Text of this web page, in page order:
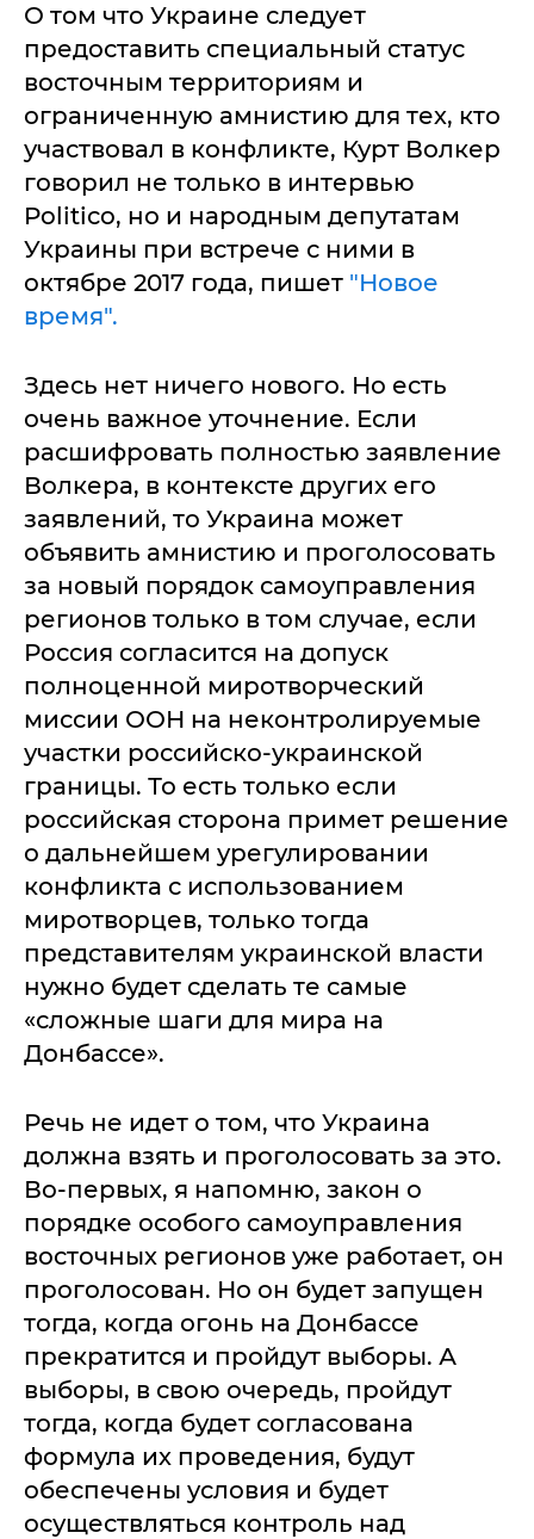
О том что Украине следует
предоставить специальный статус
восточным территориям и
ограниченную амнистию для тех, кто
участвовал в конфликте, Курт Волкер
говорил не только в интервью
Politico, но и народным депутатам
Украины при встрече с ними в
октябре 2017 года, пишет "Новое
время".
Здесь нет ничего нового. Но есть
очень важное уточнение. Если
расшифровать полностью заявление
Волкера, в контексте других его
заявлений, то Украина может
объявить амнистию и проголосовать
за новый порядок самоуправления
регионов только в том случае, если
Россия согласится на допуск
полноценной миротворческий
миссии ООН на неконтролируемые
участки российско-украинской
границы. То есть только если
российская сторона примет решение
о дальнейшем урегулировании
конфликта с использованием
миротворцев, только тогда
представителям украинской власти
нужно будет сделать те самые
«сложные шаги для мира на
Донбассе».
Речь не идет о том, что Украина
должна взять и проголосовать за это.
Во-первых, я напомню, закон о
порядке особого самоуправления
восточных регионов уже работает, он
проголосован. Но он будет запущен
тогда, когда огонь на Донбассе
прекратится и пройдут выборы. А
выборы, в свою очередь, пройдут
тогда, когда будет согласована
формула их проведения, будут
обеспечены условия и будет
осуществляться контроль над